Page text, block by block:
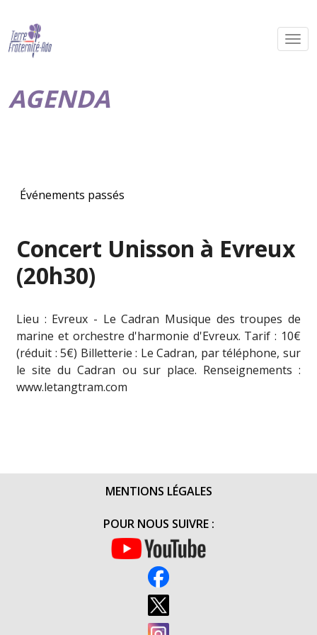
AGENDA
Événements passés
Concert Unisson à Evreux
(20h30)
Lieu : Evreux - Le Cadran Musique des troupes de
marine et orchestre d'harmonie d'Evreux. Tarif : 10€
(réduit : 5€) Billetterie : Le Cadran, par téléphone, sur
le site du Cadran ou sur place. Renseignements :
www.letangtram.com
MENTIONS LÉGALES
POUR NOUS SUIVRE :